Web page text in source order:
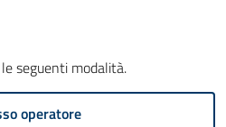
seguenti modalità.
operatore